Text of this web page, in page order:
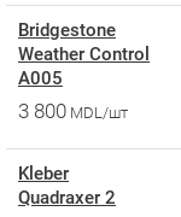
Bridgestone
Weather Control
A005
3 800 MDL/шт
Kleber
Quadraxer 2